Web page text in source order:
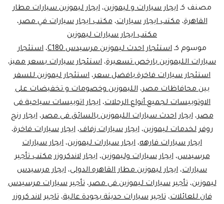
السيارات
فى
مصنف كـ ايجار سيارات و ليموزين، ايجار ليموزين سيارات مطار
القاهرة،مكتب ايجار سيارات،مكتب ايجار سيارات في مصر،
مكتب ايجار سيارات ليموزين
موسوم كـ استئجار احدث ليموزين مرسيدس C180 ، استئجار
سيارات الليموزين بارخص تسعيرة، استئجار سيارات بسعر مميز،
استئجار سيارات فاخرة بافضل سعر، استئجار ليموزين للسفر
بين محافاظات مصر،الليموزين وخصومات و تخفيضات على
الاوتوبيسات لجميع أنواع الرحلات، ايجار اتوبيسات سياحية فى
مصر،ايجار احدث سيارات الليموزين بالسائق فى مصر،ايجار رنج
روفر لخدمات ليموزين،ايجار سيارات زفاف،ايجار سيارات فاخرة،
ايجار سيارات فارهه، ايجار سيارات ليموزين، ايجار سيارات
مرسيدس،ايجار سيارات وليموزين،ايجار لاندكروزر مكتب تأجير
سيارات، ايجار ليموزين مطار القاهره الدولى، ايجار مرسيدس
ليموزين،تأجير سيارات ليموزين فى مصر،تأجير سيارات مرسيدس
فان للعائلات،تاجير سيارات حديثة بجودة عالية،تاجير لاند كروزر